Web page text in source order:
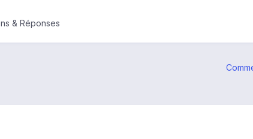
& Réponses